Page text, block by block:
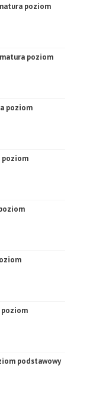
poziom
poziom
poziom
poziom
podstawowy